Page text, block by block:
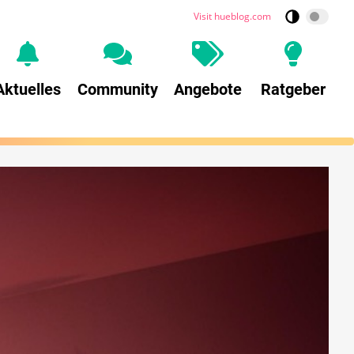
Visit hueblog.com
Community Angebote Ratgeber